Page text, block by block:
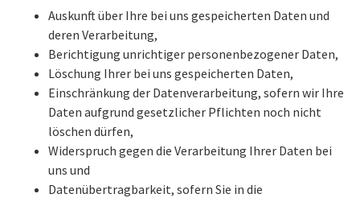
Auskunft über Ihre bei uns gespeicherten Daten und
deren Verarbeitung,
Berichtigung unrichtiger personenbezogener Daten,
Löschung Ihrer bei uns gespeicherten Daten,
Einschränkung der Datenverarbeitung, sofern wir Ihre
Daten aufgrund gesetzlicher Pflichten noch nicht
löschen dürfen,
Widerspruch gegen die Verarbeitung Ihrer Daten bei
uns und
Datenübertragbarkeit, sofern Sie in die